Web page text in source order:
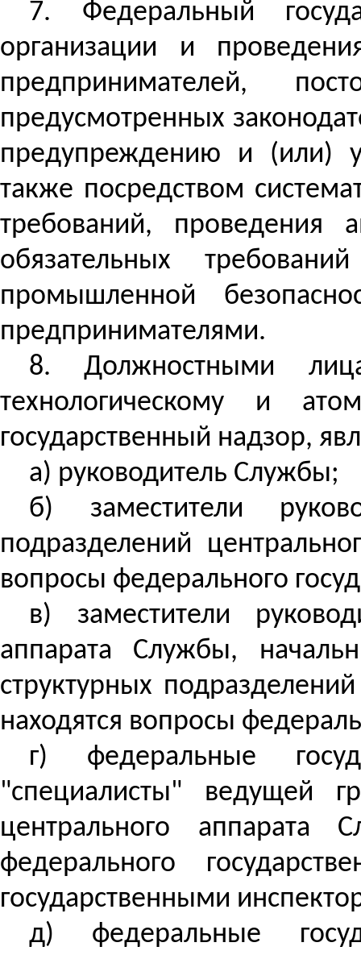
7. Федеральный
организации и
предпринимателей,
предусмотренных
предупреждению и (или)
также посредством
требований, проведения
обязательных
промышленной
предпринимателями.
8. Должностными
технологическому и
государственный надзор,
а) руководитель Службы;
б) заместители
подразделений
вопросы федерального
в) заместители
аппарата Службы,
структурных
находятся вопросы
г) федеральные
"специалисты" ведущей
центрального
федерального
государственными
д) федеральные